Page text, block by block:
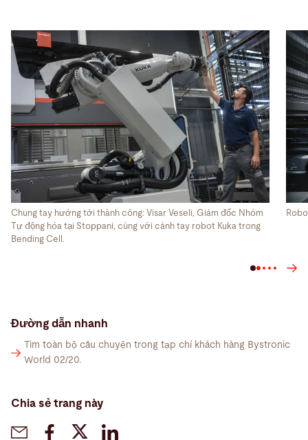
Chung tay hướng tới thành công: Visar Veseli, Giám đốc Nhóm
Tự động hóa tại Stoppani, cùng với cánh tay robot Kuka trong
Bending Cell.
Đường dẫn nhanh
Tìm toàn bộ câu chuyện trong tạp chí khách hàng Bystronic
World 02/20.
Chia sẻ trang này